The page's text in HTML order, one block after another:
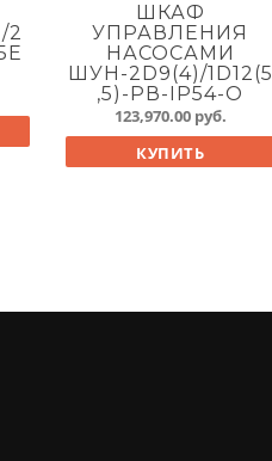
2
ШКАФ
УПРАВЛЕНИЯ
НАСОСАМИ
ШУН-2D9(4)/1D12(5
,5)-РВ-IP54-О
123,970.00 руб.
КУПИТЬ